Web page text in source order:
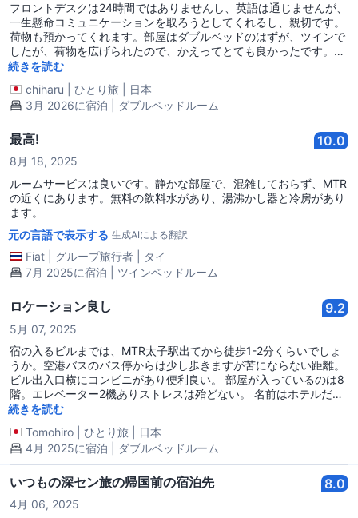
フロントデスクは24時間ではありませんし、英語は通じませんが、
一生懸命コミュニケーションを取ろうとしてくれるし、親切です。
荷物も預かってくれます。部屋はダブルベッドのはずが、ツインで
したが、荷物を広げられたので、かえってとても良かったです。部
屋も普通に清潔と思います。ロケーションも良いので、次回行くこ
とがあるなら、また泊まると思います。
続きを読む
chiharu
ひとり旅
日本
3月 2026に宿泊 | ダブルベッドルーム
最高! 10.0
8月 18, 2025
ルームサービスは良いです。静かな部屋で、混雑しておらず、MTR
の近くにあります。無料の飲料水があり、湯沸かし器と冷房があり
ます。
元の言語で表示する 生成AIによる翻訳
Fiat グループ旅行者
タイ
7月 2025に宿泊 | ツインベッドルーム
ロケーション良し 9.2
5月 07, 2025
宿の入るビルまでは、MTR太子駅出てから徒歩1-2分くらいでしょ
うか。空港バスのバス停からは少し歩きますが苦にならない距離。
ビル出入口横にコンビニがあり便利良い。 部屋が入っているのは8
階。エレベーター2機ありストレスは殆どない。 名前はホテルだけ
ど、私にはゲストハウスだと感じた。そして、ゲストハウスと考え
るなら、設備は全体的に綺麗だと感じた。 歯ブラシ、タオル、シャ
ンプー、ドライヤーは部屋に用意されていました。冷蔵庫は廊下に
設置されています。 部屋を出る時にルームキー抜いてもエアコンが
切れるだけで、コンセントや部屋の照明は落ちないので、留守中に
もバッテリーの充電が出来たのは良かった。 7泊しましたが一度も
掃除なかった点だけが気になりました（タオルだけでも交換してく
れると良かった）。
続きを読む
Tomohiro
ひとり旅
日本
4月 2025に宿泊 | ダブルベッドルーム
いつもの深セン旅の帰国前の宿泊先 8.0
4月 06, 2025